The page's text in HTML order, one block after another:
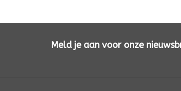
Meld je aan voor onze